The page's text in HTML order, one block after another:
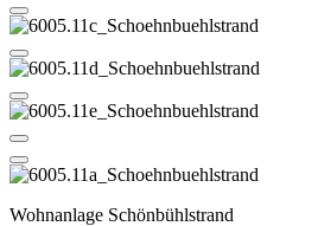
Wohnanlage Schönbühlstrand